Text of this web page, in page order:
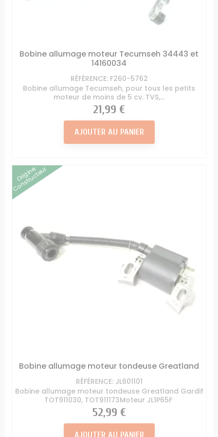
Bobine allumage moteur Tecumseh 34443 et
14160034
RÉFÉRENCE: F260-5762
Bobine allumage Tecumseh, pour tous les petits
moteur de moins de 5 cv. TVS,...
Prix
21,99 €
AJOUTER AU PANIER
Origine
Constructeur
Bobine allumage moteur tondeuse Greatland
RÉFÉRENCE: JL601101
Bobine allumage moteur tondeuse Greatland Gardif
TOT911030, TOT911173Moteur JL1P65F
Prix
52,99 €
AJOUTER AU PANIER